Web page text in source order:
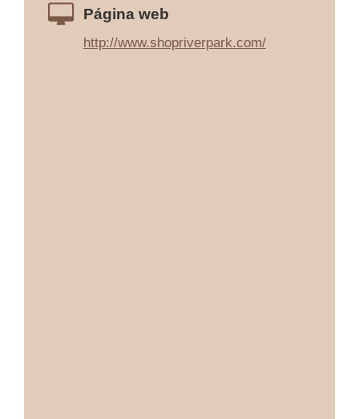
Página web
http://www.shopriverpark.com/